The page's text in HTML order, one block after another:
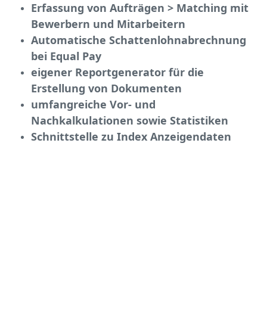
Erfassung von Aufträgen > Matching mit
Bewerbern und Mitarbeitern
Automatische Schattenlohnabrechnung
bei Equal Pay
eigener Reportgenerator für die
Erstellung von Dokumenten
umfangreiche Vor- und
Nachkalkulationen sowie Statistiken
Schnittstelle zu Index Anzeigendaten